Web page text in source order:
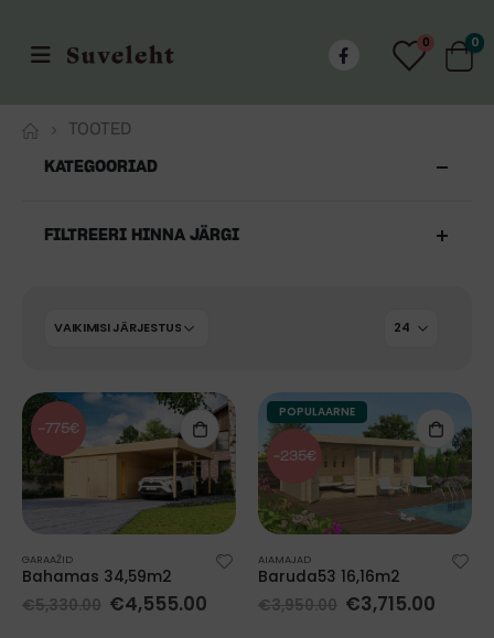
0 0
TOOTED
-775€
GARAAŽID
Bahamas 34,59m2
€5,330.00 €4,555.00
POPULAARNE
-235€
AIAMAJAD
Baruda53 16,16m2
€3,950.00 €3,715.00
KATEGOORIAD
FILTREERI HINNA JÄRGI